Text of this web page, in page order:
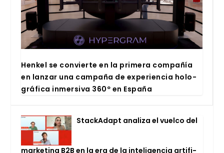
Hen­kel se con­vier­te en la pri­me­ra com­pa­ñía
en lan­zar una cam­pa­ña de expe­rien­cia holo­
grá­fi­ca inmer­si­va 360º en Espa­ña
Stac­kA­dapt ana­li­za el vuel­co del
mar­ke­ting B2B en la era de la inte­li­gen­cia arti­fi­